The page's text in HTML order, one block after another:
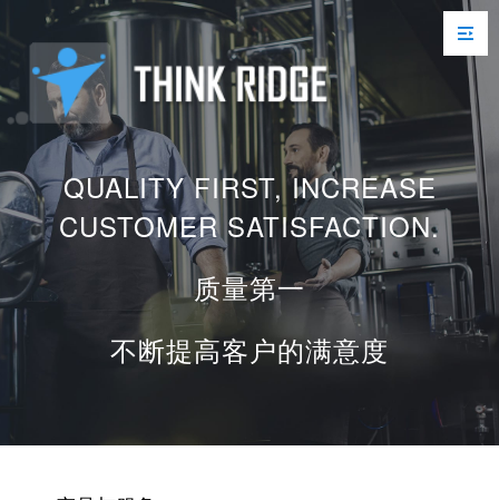
QUALITY FIRST, INCREASE
CUSTOMER SATISFACTION.
质量第一
不断提高客户的满意度